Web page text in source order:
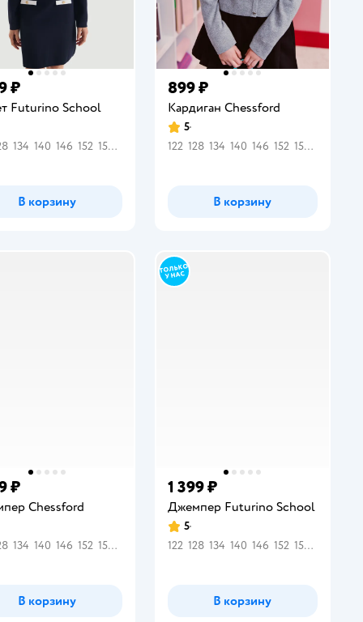
₽
Futurino School
134 140 146 152 158
В корзину
899 ₽
Кардиган Chessford
Рейтинг:
5
122 128 134 140 146 152 158
В корзину
₽
Chessford
134 140 146 152 158
В корзину
1 399 ₽
Джемпер Futurino School
Рейтинг:
5
122 128 134 140 146 152 158
В корзину